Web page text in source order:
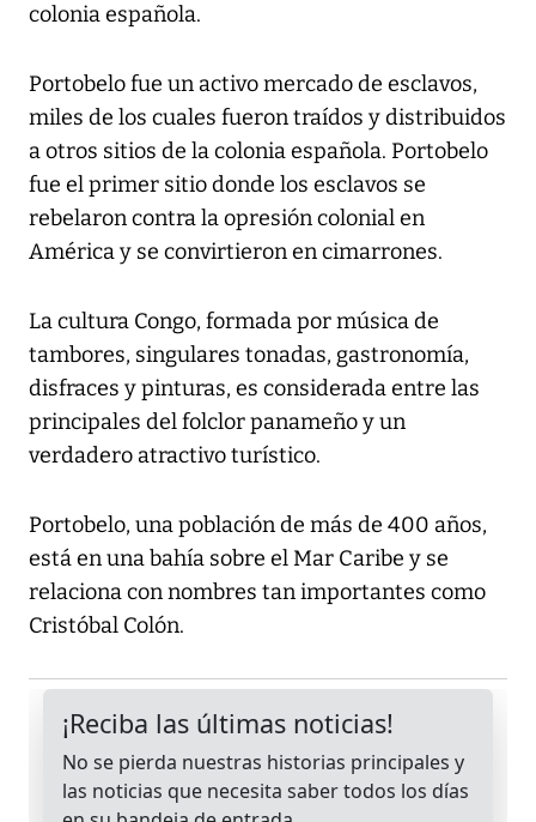
colonia española.
Portobelo fue un activo mercado de esclavos,
miles de los cuales fueron traídos y distribuidos
a otros sitios de la colonia española. Portobelo
fue el primer sitio donde los esclavos se
rebelaron contra la opresión colonial en
América y se convirtieron en cimarrones.
La cultura Congo, formada por música de
tambores, singulares tonadas, gastronomía,
disfraces y pinturas, es considerada entre las
principales del folclor panameño y un
verdadero atractivo turístico.
Portobelo, una población de más de 400 años,
está en una bahía sobre el Mar Caribe y se
relaciona con nombres tan importantes como
Cristóbal Colón.